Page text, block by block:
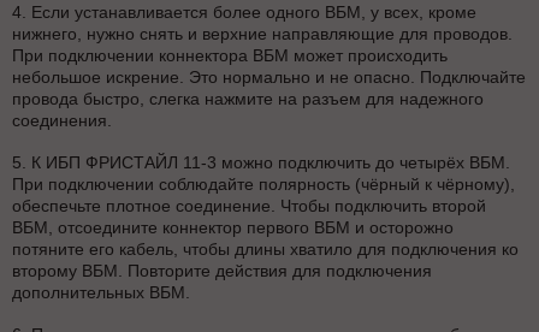
4. Если устанавливается более одного ВБМ, у всех, кроме
нижнего, нужно снять и верхние направляющие для проводов.
При подключении коннектора ВБМ может происходить
небольшое искрение. Это нормально и не опасно. Подключайте
провода быстро, слегка нажмите на разъем для надежного
соединения.
5. К ИБП ФРИСТАЙЛ 11-3 можно подключить до четырёх ВБМ.
При подключении соблюдайте полярность (чёрный к чёрному),
обеспечьте плотное соединение. Чтобы подключить второй
ВБМ, отсоедините коннектор первого ВБМ и осторожно
потяните его кабель, чтобы длины хватило для подключения ко
второму ВБМ. Повторите действия для подключения
дополнительных ВБМ.